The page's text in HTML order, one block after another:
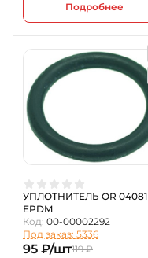
Подробнее
УПЛОТНИТЕЛЬ OR 04081
EPDM
Код: 00-00002292
Под заказ: 5336
95 ₽/шт119 ₽